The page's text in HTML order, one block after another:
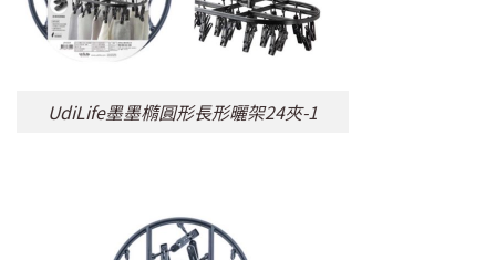
UdiLife墨墨橢圓形長形曬架24夾-1